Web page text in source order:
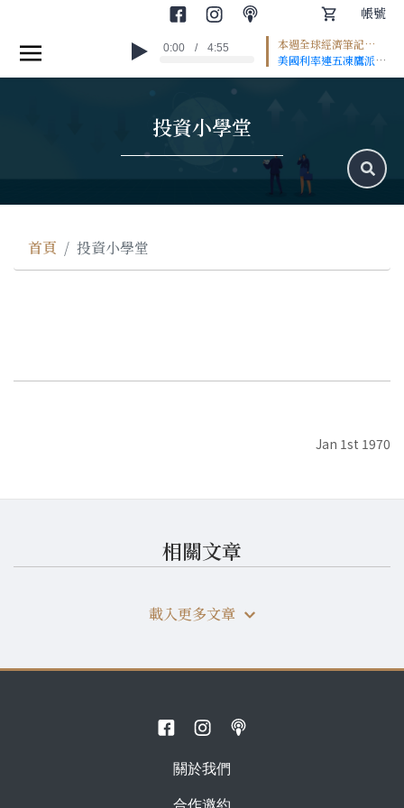
帳號
首頁
圖文輕讀
投資小學堂
課程專區
0:00 / 4:55
本週全球經濟筆記
#EP2
美國利率連五凍鷹派聲
浪升高 日圓重貶推升
by
SoundOn
投資小學堂
首頁 投資小學堂
Jan 1st 1970
相關文章
載入更多文章
關於我們